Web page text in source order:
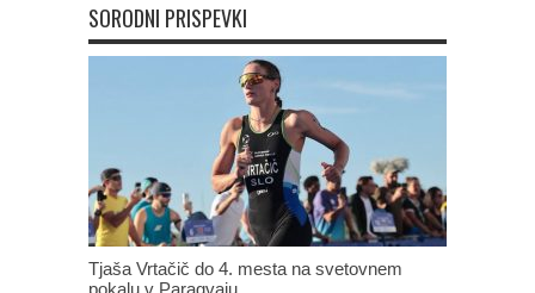
SORODNI PRISPEVKI
Tjaša Vrtačič do 4. mesta na svetovnem
pokalu v Paragvaju